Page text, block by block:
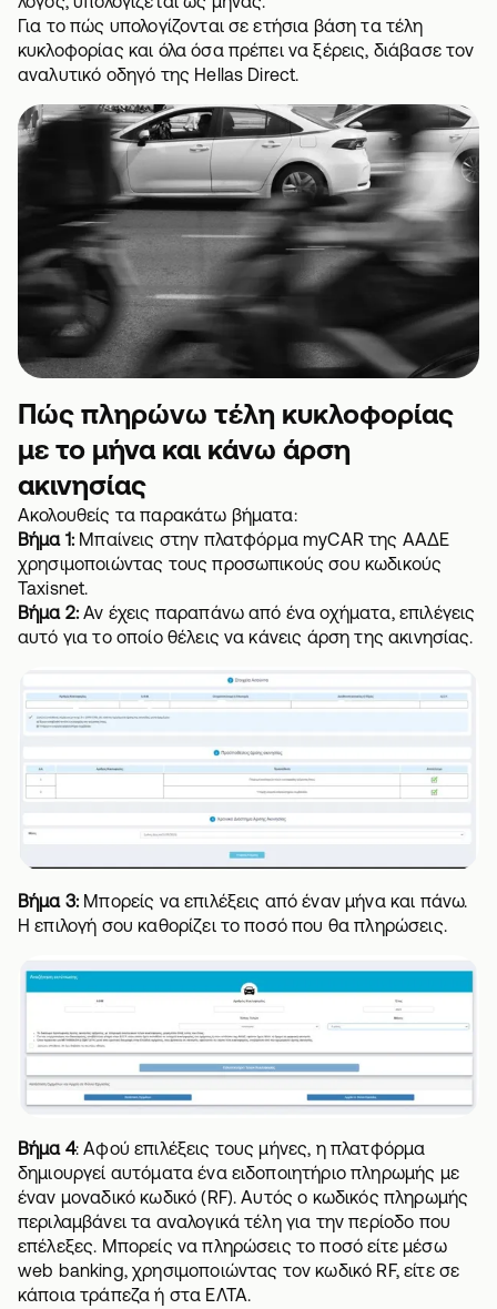
Για το πώς υπολογίζονται σε ετήσια βάση τα τέλη
κυκλοφορίας και όλα όσα πρέπει να ξέρεις, διάβασε τον
αναλυτικό οδηγό της Hellas Direct.
Πώς πληρώνω τέλη κυκλοφορίας
με το μήνα και κάνω άρση
ακινησίας
Ακολουθείς τα παρακάτω βήματα:
Βήμα 1: Μπαίνεις στην πλατφόρμαmyCAR της ΑΑΔΕ
χρησιμοποιώντας τους προσωπικούς σου κωδικούς
Taxisnet.
Βήμα 2: Αν έχεις παραπάνω από ένα οχήματα, επιλέγεις
αυτό για το οποίο θέλεις να κάνεις άρση της ακινησίας.
Βήμα 3: Μπορείς να επιλέξεις από έναν μήνα και πάνω.
Η επιλογή σου καθορίζει το ποσό που θα πληρώσεις.
Βήμα 4: Αφού επιλέξεις τους μήνες, η πλατφόρμα
δημιουργεί αυτόματα ένα ειδοποιητήριο πληρωμής με
έναν μοναδικό κωδικό (RF). Αυτός ο κωδικός πληρωμής
περιλαμβάνει τα αναλογικά τέλη για την περίοδο που
επέλεξες. Μπορείς να πληρώσεις το ποσό είτε μέσω
web banking, χρησιμοποιώντας τον κωδικό RF, είτε σε
κάποια τράπεζα ή στα ΕΛΤΑ.